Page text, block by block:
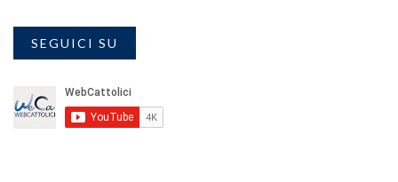
SEGUICI SU